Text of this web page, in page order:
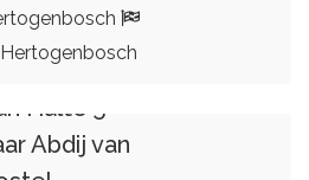
Halte 5
Abdij van